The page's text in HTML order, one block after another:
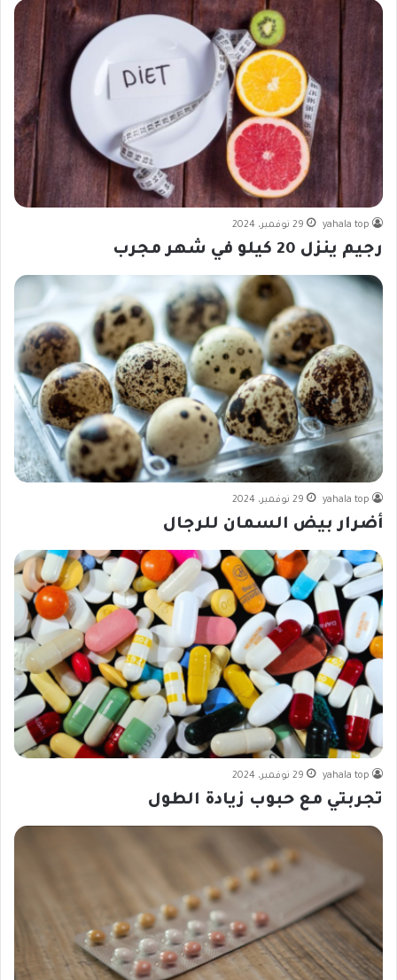
yahala top 29 نوفمبر، 2024
رجيم ينزل 20 كيلو في شهر مجرب
yahala top 29 نوفمبر، 2024
أضرار بيض السمان للرجال
yahala top 29 نوفمبر، 2024
تجربتي مع حبوب زيادة الطول